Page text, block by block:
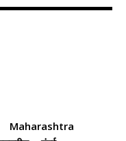
75
Maharashtra